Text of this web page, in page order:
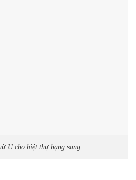
U cho biệt thự hạng sang